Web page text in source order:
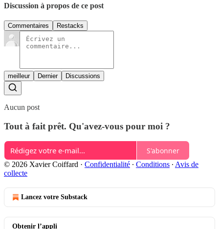
Discussion à propos de ce post
Commentaires Restacks
meilleur Dernier Discussions
Aucun post
Tout à fait prêt. Qu'avez-vous pour moi ?
S'abonner
© 2026 Xavier Coiffard · Confidentialité ∙ Conditions ∙ Avis de
collecte
Lancez votre Substack
Obtenir l’appli